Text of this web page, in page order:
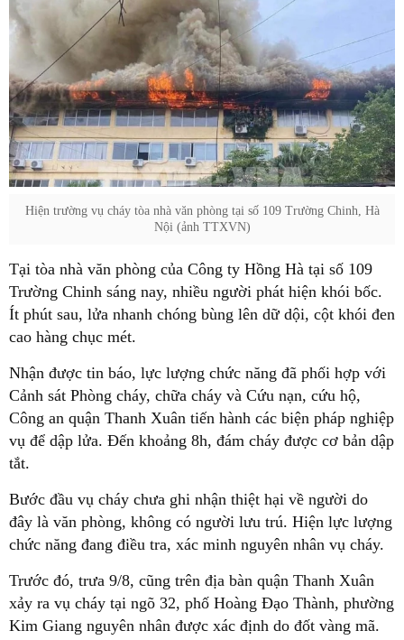
Hiện trường vụ cháy tòa nhà văn phòng tại số 109 Trường Chinh, Hà
Nội (ảnh TTXVN)
Tại tòa nhà văn phòng của Công ty Hồng Hà tại số 109
Trường Chinh sáng nay, nhiều người phát hiện khói bốc.
Ít phút sau, lửa nhanh chóng bùng lên dữ dội, cột khói đen
cao hàng chục mét.
Nhận được tin báo, lực lượng chức năng đã phối hợp với
Cảnh sát Phòng cháy, chữa cháy và Cứu nạn, cứu hộ,
Công an quận Thanh Xuân tiến hành các biện pháp nghiệp
vụ để dập lửa. Đến khoảng 8h, đám cháy được cơ bản dập
tắt.
Bước đầu vụ cháy chưa ghi nhận thiệt hại về người do
đây là văn phòng, không có người lưu trú. Hiện lực lượng
chức năng đang điều tra, xác minh nguyên nhân vụ cháy.
Trước đó, trưa 9/8, cũng trên địa bàn quận Thanh Xuân
xảy ra vụ cháy tại ngõ 32, phố Hoàng Đạo Thành, phường
Kim Giang nguyên nhân được xác định do đốt vàng mã.